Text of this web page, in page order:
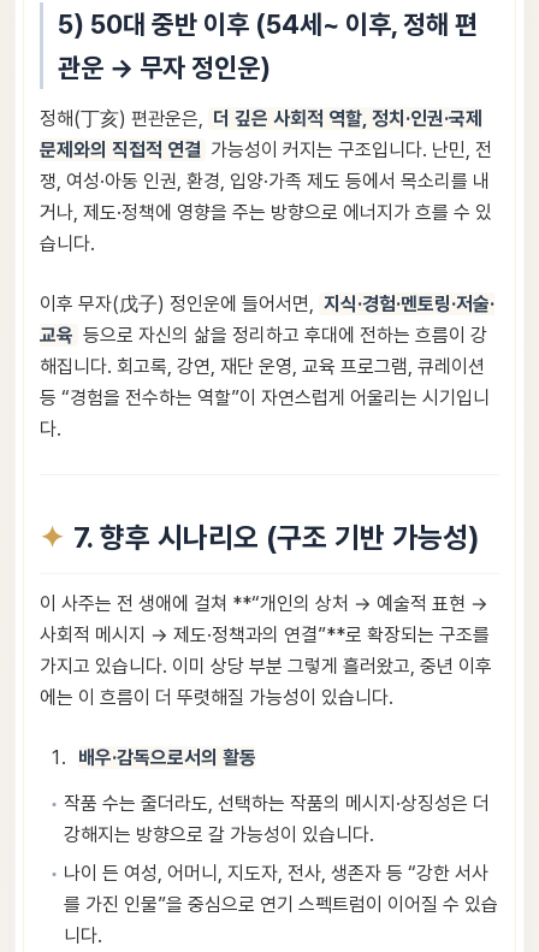
5) 50대 중반 이후 (54세~ 이후, 정해 편
관운 → 무자 정인운)
정해(丁亥) 편관운은, 더 깊은 사회적 역할, 정치·인권·국제
문제와의 직접적 연결 가능성이 커지는 구조입니다. 난민, 전
쟁, 여성·아동 인권, 환경, 입양·가족 제도 등에서 목소리를 내
거나, 제도·정책에 영향을 주는 방향으로 에너지가 흐를 수 있
습니다.
이후 무자(戊子) 정인운에 들어서면, 지식·경험·멘토링·저술·
교육 등으로 자신의 삶을 정리하고 후대에 전하는 흐름이 강
해집니다. 회고록, 강연, 재단 운영, 교육 프로그램, 큐레이션
등 “경험을 전수하는 역할”이 자연스럽게 어울리는 시기입니
다.
7. 향후 시나리오 (구조 기반 가능성)
이 사주는 전 생애에 걸쳐 **“개인의 상처 → 예술적 표현 →
사회적 메시지 → 제도·정책과의 연결”**로 확장되는 구조를
가지고 있습니다. 이미 상당 부분 그렇게 흘러왔고, 중년 이후
에는 이 흐름이 더 뚜렷해질 가능성이 있습니다.
배우·감독으로서의 활동
작품 수는 줄더라도, 선택하는 작품의 메시지·상징성은 더
강해지는 방향으로 갈 가능성이 있습니다.
나이 든 여성, 어머니, 지도자, 전사, 생존자 등 “강한 서사
를 가진 인물”을 중심으로 연기 스펙트럼이 이어질 수 있습
니다.